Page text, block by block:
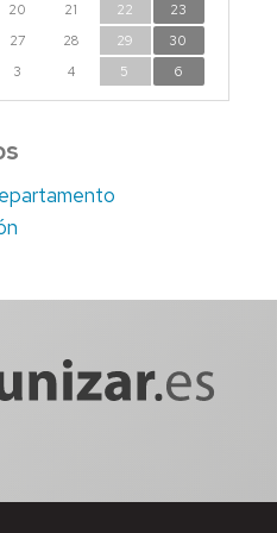
20 21 22
23
27 28 29
30
3 4 5 6